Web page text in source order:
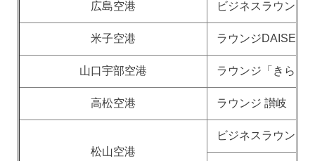
広島空港 ビジネスラウン
米子空港 ラウンジDAISEN
山口宇部空港 ラウンジ「きらら
高松空港 ラウンジ 讃岐
松山空港
ビジネスラウンジ